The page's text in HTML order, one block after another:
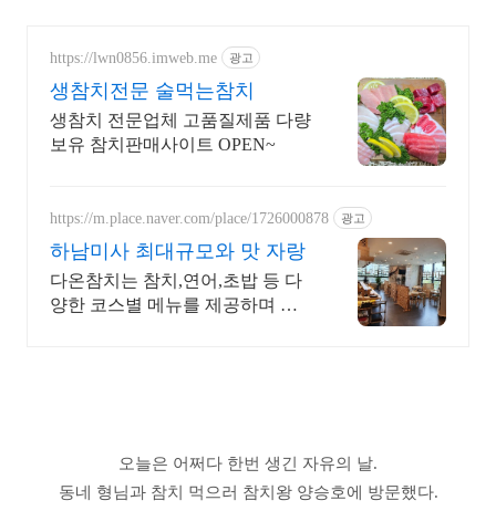
https://lwn0856.imweb.me 광고
생참치전문 술먹는참치
생참치 전문업체 고품질제품 다량
보유 참치판매사이트 OPEN~
https://m.place.naver.com/place/1726000878 광고
하남미사 최대규모와 맛 자랑
다온참치는 참치,연어,초밥 등 다
양한 코스별 메뉴를 제공하며 최
오늘은 어쩌다 한번 생긴 자유의 날.
동네 형님과 참치 먹으러 참치왕 양승호에 방문했다.